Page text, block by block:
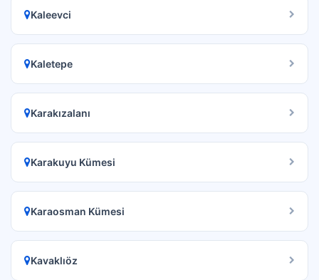
Kaleevci
Kaletepe
Karakızalanı
Karakuyu Kümesi
Karaosman Kümesi
Kavaklıöz